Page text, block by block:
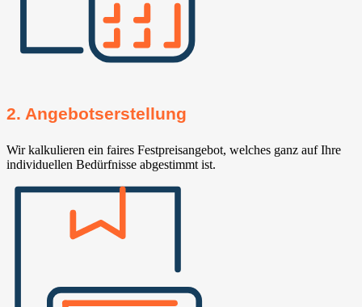
2. Angebotserstellung
Wir kalkulieren ein faires Festpreisangebot, welches ganz auf Ihre
individuellen Bedürfnisse abgestimmt ist.